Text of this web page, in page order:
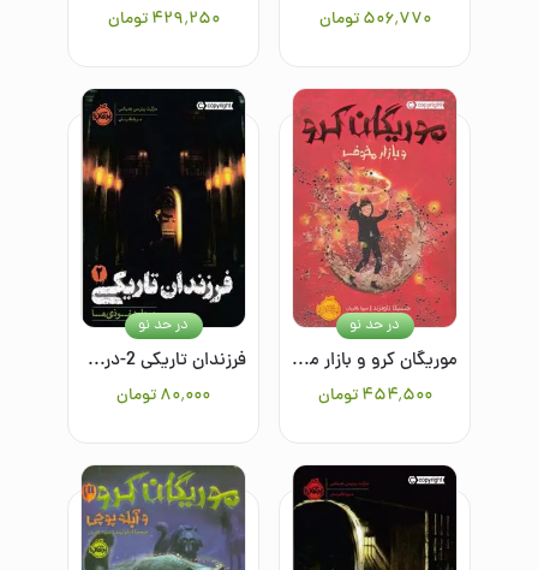
۵۰۶٬۷۷۰تومان ۴۲۹٬۲۵۰ تومان
موریگان کرو و بازار مخفوف
۴۵۴٬۵۰۰ تومان
در حد نو
فرزندان تاریکی 2-دردل نفوذی ها
۸۰٬۰۰۰تومان
در حد نو